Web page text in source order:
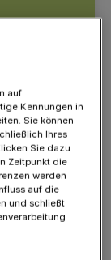
- Infos,
für alle
auf
Kennungen in
Sie können
Ihres
Sie dazu
Zeitpunkt die
werden
auf die
und schließt